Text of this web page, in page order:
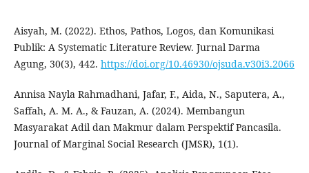
Aisyah, M. (2022). Ethos, Pathos, Logos, dan Komunikasi
Publik: A Systematic Literature Review. Jurnal Darma
Agung, 30(3), 442. https://doi.org/10.46930/ojsuda.v30i3.2066
Annisa Nayla Rahmadhani, Jafar, F., Aida, N., Saputera, A.,
Saffah, A. M. A., & Fauzan, A. (2024). Membangun
Masyarakat Adil dan Makmur dalam Perspektif Pancasila.
Journal of Marginal Social Research (JMSR), 1(1).